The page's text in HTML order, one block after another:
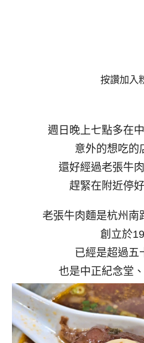
按讚加入
週日晚上七點多在
意外的想吃的
還好經過老張牛
趕緊在附近停
老張牛肉麵是杭州南
創立於
已經是超過五
也是中正紀念堂